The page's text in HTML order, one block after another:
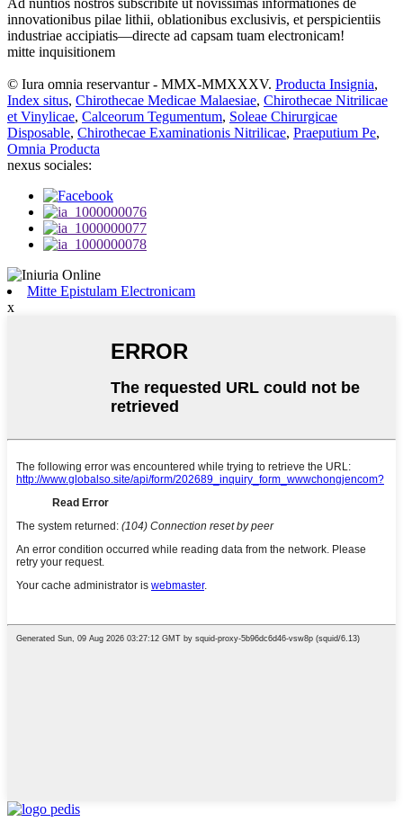
Ad nuntios nostros subscribite ut novissimas informationes de
innovationibus pilae lithii, oblationibus exclusivis, et perspicientiis
industriae accipiatis—directe ad capsam tuam electronicam!
mitte inquisitionem
© Iura omnia reservantur - MMX-MMXXXV. Producta Insignia,
Index situs, Chirothecae Medicae Malaesiae, Chirothecae Nitrilicae
et Vinylicae, Calceorum Tegumentum, Soleae Chirurgicae
Disposable, Chirothecae Examinationis Nitrilicae, Praeputium Pe,
Omnia Producta
nexus sociales:
Mitte Epistulam Electronicam
x